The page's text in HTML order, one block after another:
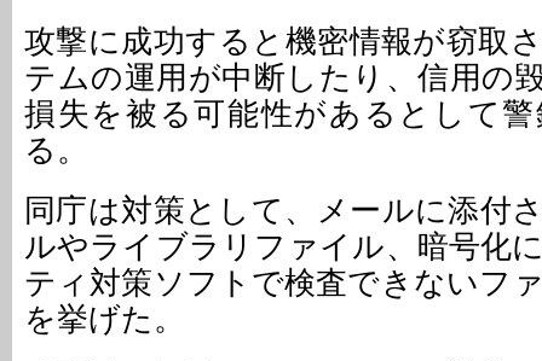
攻撃に成功すると機密情報が窃取
テムの運用が中断したり、信用の
損失を被る可能性があるとして
る。
同庁は対策として、メールに添付
ルやライブラリファイル、暗号化
ティ対策ソフトで検査できないフ
を挙げた。